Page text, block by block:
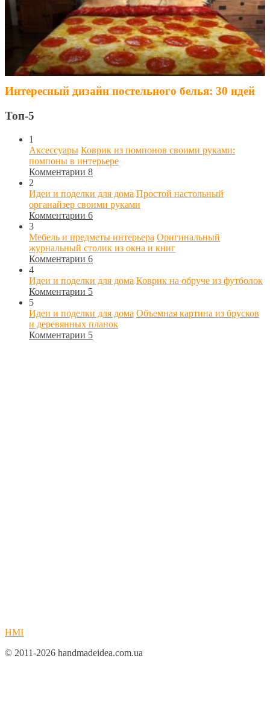
Интересный дизайн постельного белья: 30 идей
Топ-5
1
Аксессуары Коврик из помпонов своими руками:
помпоны в интерьере
Комментарии 8
2
Идеи и поделки для дома Простой настольный
органайзер своими руками
Комментарии 6
3
Мебель и предметы интерьера Оригинальный
журнальный столик из окна и книг
Комментарии 6
4
Идеи и поделки для дома Коврик на обруче из футболок
Комментарии 5
5
Идеи и поделки для дома Объемная картина из брусков
и деревянных планок
Комментарии 5
HMI
© 2011-2026 handmadeidea.com.ua